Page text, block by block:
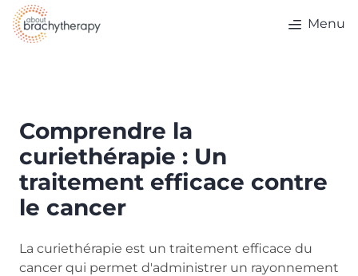
Skip to content
Menu
Comprendre la
curiethérapie : Un
traitement efficace contre
le cancer
La curiethérapie est un traitement efficace du
cancer qui permet d'administrer un rayonnement